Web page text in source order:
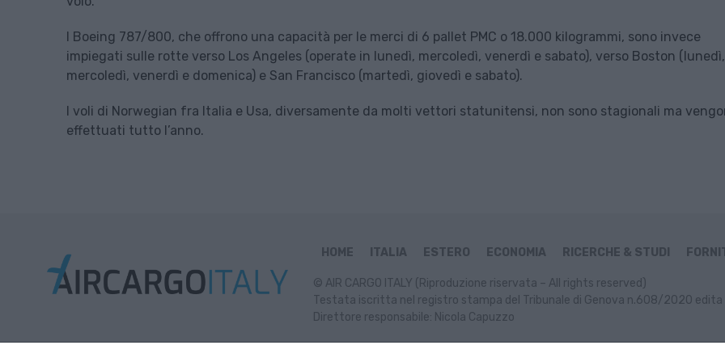
I Boeing 787/800, che offrono una capacità per le merci di 6 pallet PMC o 18.000 kilogrammi, sono invece
impiegati sulle rotte verso Los Angeles (operate in lunedì, mercoledì, venerdì e sabato), verso Boston (lunedì,
mercoledì, venerdì e domenica) e San Francisco (martedì, giovedì e sabato).
I voli di Norwegian fra Italia e Usa, diversamente da molti vettori statunitensi, non sono stagionali ma
effettuati tutto l’anno.
HOME ITALIA ESTERO ECONOMIA RICERCHE & STUDI
© AIR CARGO ITALY (Riproduzione riservata – All rights reserved)
Testata iscritta nel registro stampa del Tribunale di Genova n.608/2020 edita
Direttore responsabile: Nicola Capuzzo